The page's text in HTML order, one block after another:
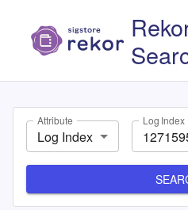
Attribute
Log Index
Log Index